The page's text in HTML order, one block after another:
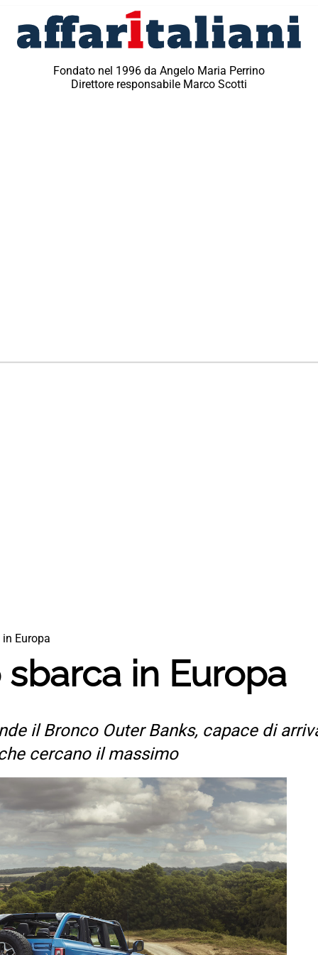
Fondato nel 1996 da Angelo Maria Perrino
Direttore responsabile Marco Scotti
Europa
in Europa
il Bronco Outer Banks, capace di
cercano il massimo